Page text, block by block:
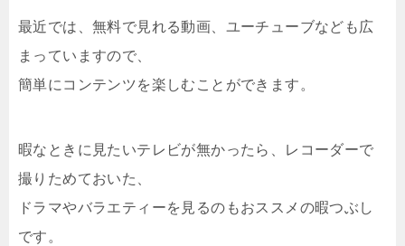
最近では、無料で見れる動画、ユーチューブなども広
まっていますので、
簡単にコンテンツを楽しむことができます。
暇なときに見たいテレビが無かったら、レコーダーで
撮りためておいた、
ドラマやバラエティーを見るのもおススメの暇つぶし
です。